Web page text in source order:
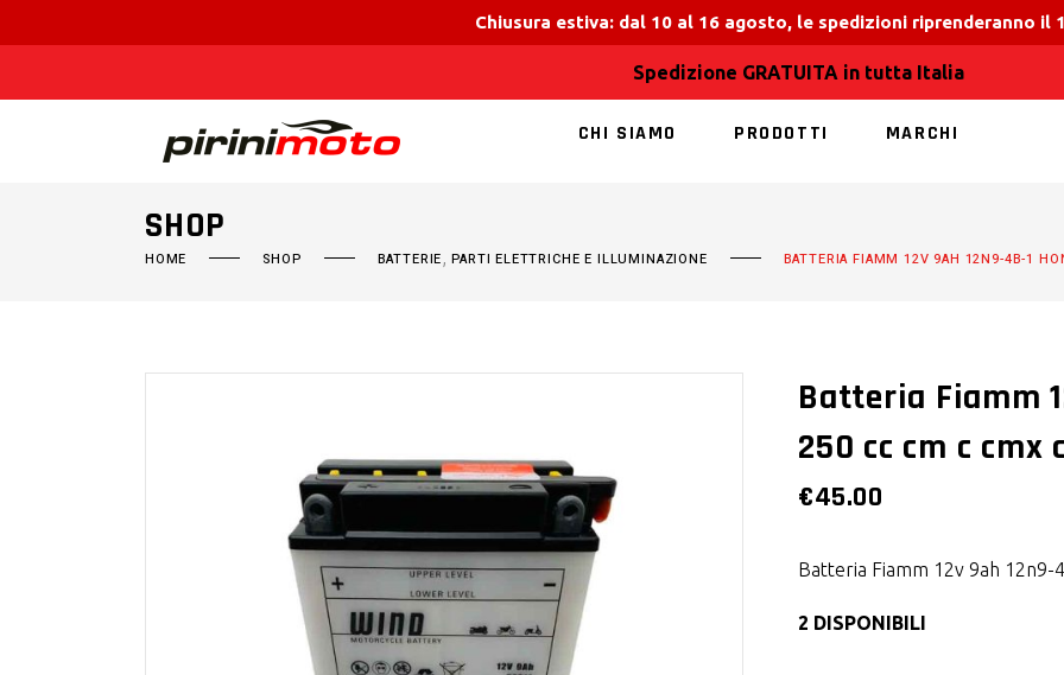
Chiusura estiva: dal 10 al 16 agosto, le spedizioni riprenderanno il
Spedizione GRATUITA in tutta Italia
CHI SIAMO PRODOTTI MARCHI
SHOP
HOME SHOP BATTERIE,PARTI ELETTRICHE E ILLUMINAZIONE BATTERIA FIAMM 12V 9AH 12N9-4B-1
Batteria Fiamm
250 cc cm c cmx
€45.00
Batteria Fiamm 12v 9ah 12n9-
2 DISPONIBILI